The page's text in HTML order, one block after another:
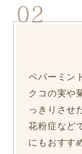
02
ペパーミン
クコの実や
っきりさせ
花粉症など
にもおすす